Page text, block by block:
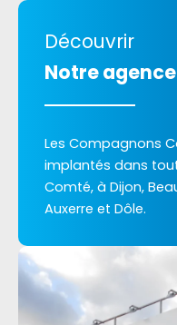
Découvrir
Notre agence
Les Compagnons
implantés dans
Comté, à Dijon,
Auxerre et Dôle.